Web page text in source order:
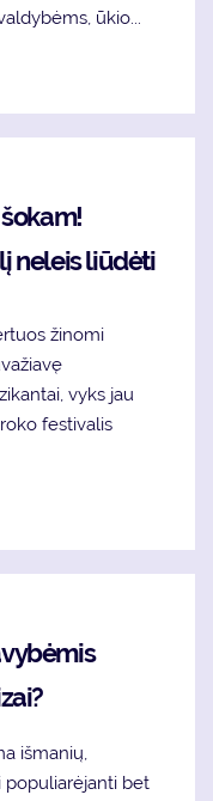
ūkio...
neleis liūdėti
žinomi
vyks jau
festivalis
išmanių,
populiarėjanti bet